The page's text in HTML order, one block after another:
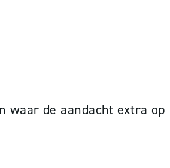
waar de aandacht extra op